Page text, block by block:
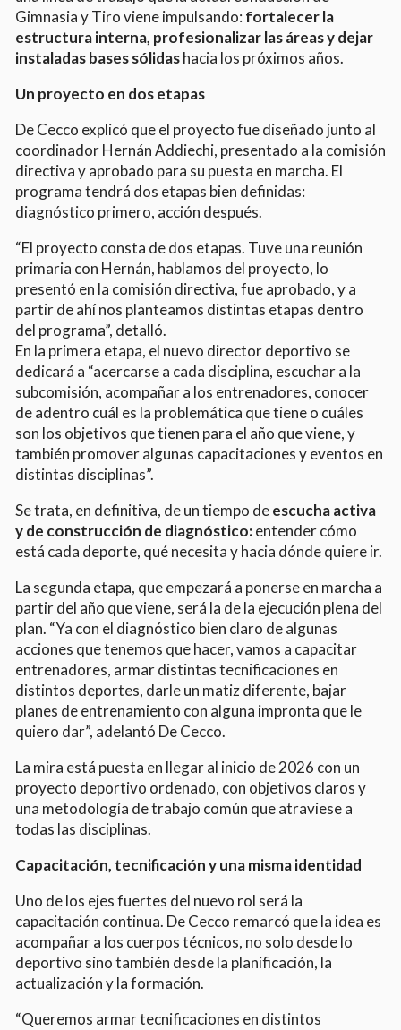
Gimnasia y Tiro viene impulsando: fortalecer la
estructura interna, profesionalizar las áreas y dejar
instaladas bases sólidashacia los próximos años.
Un proyecto en dos etapas
De Cecco explicó que el proyecto fue diseñado junto al
coordinador Hernán Addiechi, presentado a la comisión
directiva y aprobado para su puesta en marcha. El
programa tendrá dos etapas bien definidas:
diagnóstico primero, acción después.
“El proyecto consta de dos etapas. Tuve una reunión
primaria con Hernán, hablamos del proyecto, lo
presentó en la comisión directiva, fue aprobado, y a
partir de ahí nos planteamos distintas etapas dentro
del programa”, detalló.
En la primera etapa, el nuevo director deportivo se
dedicará a “acercarse a cada disciplina, escuchar a la
subcomisión, acompañar a los entrenadores, conocer
de adentro cuál es la problemática que tiene o cuáles
son los objetivos que tienen para el año que viene, y
también promover algunas capacitaciones y eventos en
distintas disciplinas”.
Se trata, en definitiva, de un tiempo deescucha activa
y de construcción de diagnóstico:entender cómo
está cada deporte, qué necesita y hacia dónde quiere ir.
La segunda etapa, que empezará a ponerse en marcha a
partir del año que viene, será la de la ejecución plena del
plan. “Ya con el diagnóstico bien claro de algunas
acciones que tenemos que hacer, vamos a capacitar
entrenadores, armar distintas tecnificaciones en
distintos deportes, darle un matiz diferente, bajar
planes de entrenamiento con alguna impronta que le
quiero dar”, adelantó De Cecco.
La mira está puesta en llegar al inicio de 2026 con un
proyecto deportivo ordenado, con objetivos claros y
una metodología de trabajo común que atraviese a
todas las disciplinas.
Capacitación, tecnificación y una misma identidad
Uno de los ejes fuertes del nuevo rol será la
capacitación continua. De Cecco remarcó que la idea es
acompañar a los cuerpos técnicos, no solo desde lo
deportivo sino también desde la planificación, la
actualización y la formación.
“Queremos armar tecnificaciones en distintos